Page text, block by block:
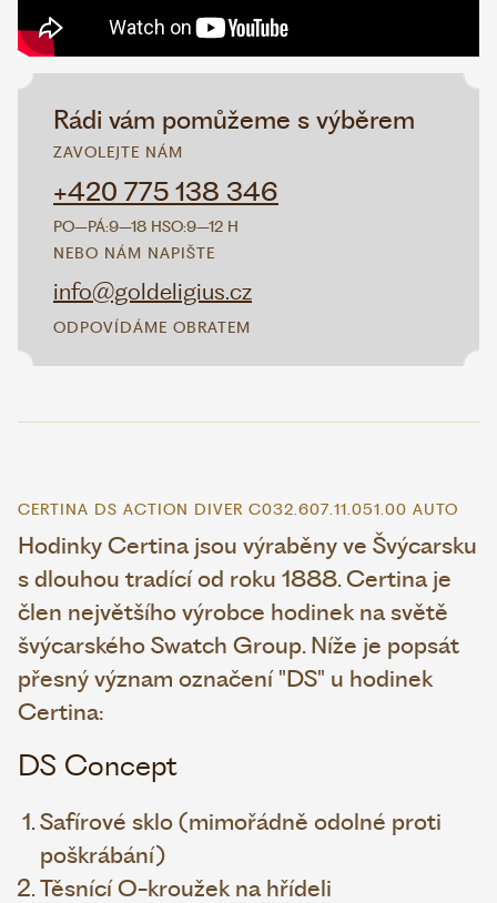
Rádi vám pomůžeme s výběrem
ZAVOLEJTE NÁM
+420 775 138 346
PO–PÁ:9–18 HSO:9–12 H
NEBO NÁM NAPIŠTE
info@goldeligius.cz
ODPOVÍDÁME OBRATEM
CERTINA DS ACTION DIVER C032.607.11.051.00 AUTO
Hodinky Certina jsou výraběny ve Švýcarsku
s dlouhou tradící od roku 1888. Certina je
člen největšího výrobce hodinek na světě
švýcarského Swatch Group. Níže je popsát
přesný význam označení "DS" u hodinek
Certina:
DS Concept
Safírové sklo (mimořádně odolné proti
poškrábání)
Těsnící O-kroužek na hřídeli